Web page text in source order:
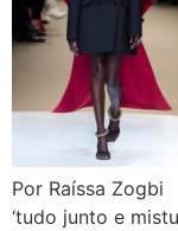
Por
‘tudo junto e